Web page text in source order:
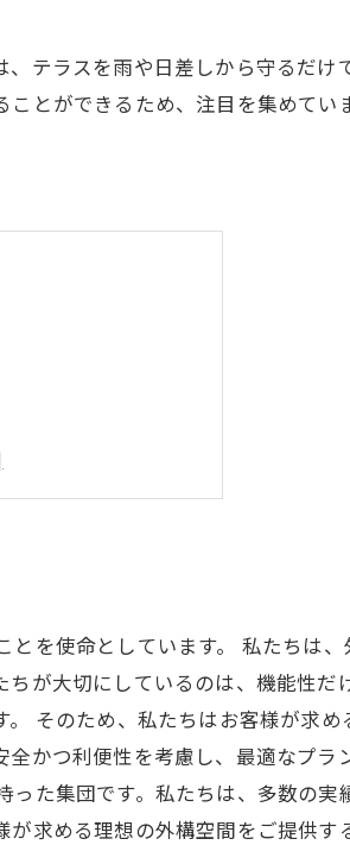
テラスを雨や日差しから守るだけ
とができるため、注目を集めてい
を使命としています。 私たちは
が大切にしているのは、機能性だ
そのため、私たちはお客様が求
かつ利便性を考慮し、最適なプラ
た集団です。私たちは、多数の
求める理想の外構空間をご提供す